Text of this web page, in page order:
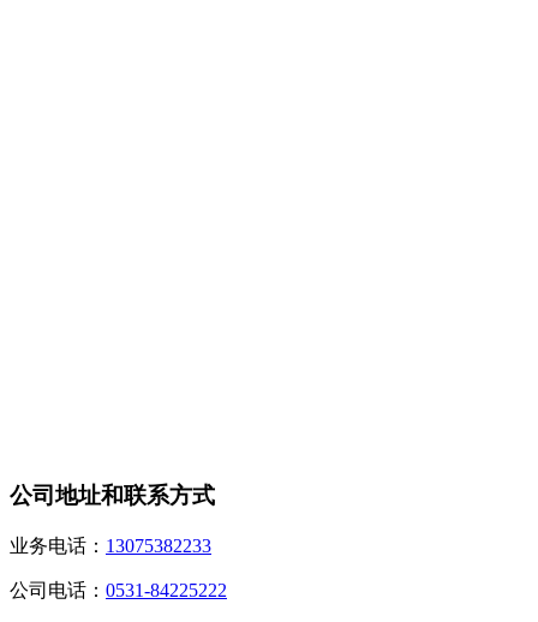
公司地址和联系方式
业务电话： 13075382233
公司电话： 0531-84225222